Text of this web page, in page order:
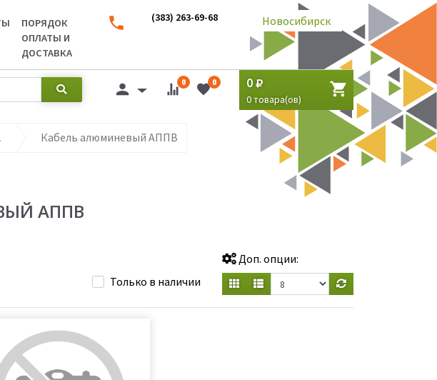
ПОРЯДОК
ОПЛАТЫ И
ДОСТАВКА
(383) 263-69-68 Новосибирск
0 0 0
0товара(ов)
Кабель алюминевый АППВ
АППВ
Только в наличии
Доп. опции: